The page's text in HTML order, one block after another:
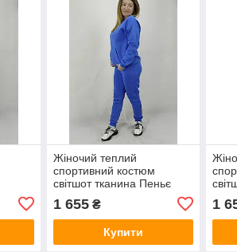
Жіночий теплий
спортивний костюм
світшот тканина Пеньє
кольору світло синій S,M,L
1 655₴
Купити
1